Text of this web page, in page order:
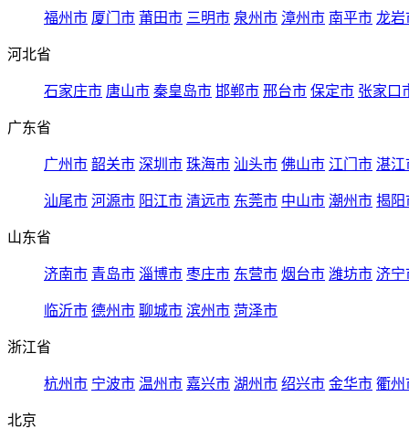
福州市 厦门市 莆田市 三明市 泉州市 漳州市 南平市 龙岩
河北省
石家庄市 唐山市 秦皇岛市 邯郸市 邢台市 保定市 张家口
广东省
广州市 韶关市 深圳市 珠海市 汕头市 佛山市 江门市 湛江
汕尾市 河源市 阳江市 清远市 东莞市 中山市 潮州市 揭阳
山东省
济南市 青岛市 淄博市 枣庄市 东营市 烟台市 潍坊市 济宁
临沂市 德州市 聊城市 滨州市 菏泽市
浙江省
杭州市 宁波市 温州市 嘉兴市 湖州市 绍兴市 金华市 衢州
北京